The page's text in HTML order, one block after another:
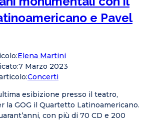
e Pavel
Elena Martini
7 Marzo 2023
Concerti
esibizione presso il teatro,
la GOG il Quartetto Latinoamericano.
con più di 70 CD e 200